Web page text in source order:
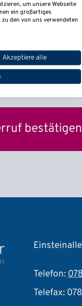
Telefon:
Telefax:
um unsere Webseite
ein großartiges
den von uns verwendeten
Akzeptiere alle